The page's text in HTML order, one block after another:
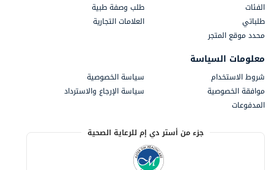
الفئات
طلب وصفة طبية
طلباتي
العلامات التجارية
محدد موقع المتجر
معلومات السياسة
شروط الاستخدام
سياسة الخصوصية
موافقة الخصوصية
سياسة الإرجاع والاسترداد
المدفوعات
جزء من أستر دي إم للرعاية الصحية